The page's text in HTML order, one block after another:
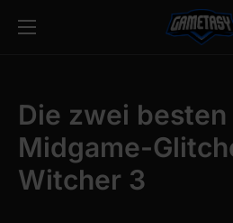
Die zwei
Midgame-
Witcher 3